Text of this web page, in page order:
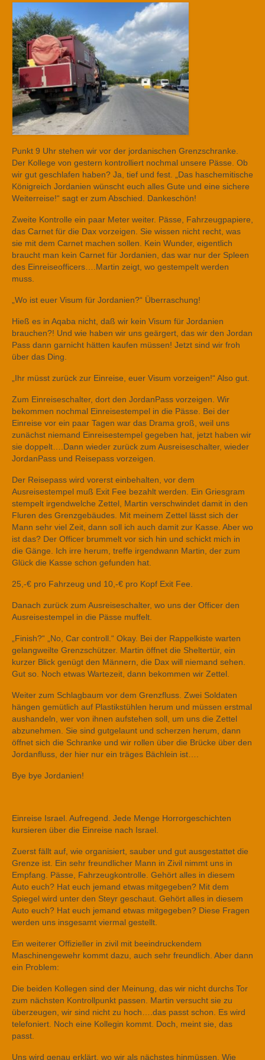
Punkt 9 Uhr stehen wir vor der jordanischen Grenzschranke.
Der Kollege von gestern kontrolliert nochmal unsere Pässe. Ob
wir gut geschlafen haben? Ja, tief und fest. „Das haschemitische
Königreich Jordanien wünscht euch alles Gute und eine sichere
Weiterreise!“ sagt er zum Abschied. Dankeschön!
Zweite Kontrolle ein paar Meter weiter. Pässe, Fahrzeugpapiere,
das Carnet für die Dax vorzeigen. Sie wissen nicht recht, was
sie mit dem Carnet machen sollen. Kein Wunder, eigentlich
braucht man kein Carnet für Jordanien, das war nur der Spleen
des Einreiseofficers….Martin zeigt, wo gestempelt werden
muss.
„Wo ist euer Visum für Jordanien?“ Überraschung!
Hieß es in Aqaba nicht, daß wir kein Visum für Jordanien
brauchen?! Und wie haben wir uns geärgert, das wir den Jordan
Pass dann garnicht hätten kaufen müssen! Jetzt sind wir froh
über das Ding.
„Ihr müsst zurück zur Einreise, euer Visum vorzeigen!“ Also gut.
Zum Einreiseschalter, dort den JordanPass vorzeigen. Wir
bekommen nochmal Einreisestempel in die Pässe. Bei der
Einreise vor ein paar Tagen war das Drama groß, weil uns
zunächst niemand Einreisestempel gegeben hat, jetzt haben wir
sie doppelt….Dann wieder zurück zum Ausreiseschalter, wieder
JordanPass und Reisepass vorzeigen.
Der Reisepass wird vorerst einbehalten, vor dem
Ausreisestempel muß Exit Fee bezahlt werden. Ein Griesgram
stempelt irgendwelche Zettel, Martin verschwindet damit in den
Fluren des Grenzgebäudes. Mit meinem Zettel lässt sich der
Mann sehr viel Zeit, dann soll ich auch damit zur Kasse. Aber wo
ist das? Der Officer brummelt vor sich hin und schickt mich in
die Gänge. Ich irre herum, treffe irgendwann Martin, der zum
Glück die Kasse schon gefunden hat.
25,-€ pro Fahrzeug und 10,-€ pro Kopf Exit Fee.
Danach zurück zum Ausreiseschalter, wo uns der Officer den
Ausreisestempel in die Pässe muffelt.
„Finish?“ „No, Car controll.“ Okay. Bei der Rappelkiste warten
gelangweilte Grenzschützer. Martin öffnet die Sheltertür, ein
kurzer Blick genügt den Männern, die Dax will niemand sehen.
Gut so. Noch etwas Wartezeit, dann bekommen wir Zettel.
Weiter zum Schlagbaum vor dem Grenzfluss. Zwei Soldaten
hängen gemütlich auf Plastikstühlen herum und müssen erstmal
aushandeln, wer von ihnen aufstehen soll, um uns die Zettel
abzunehmen. Sie sind gutgelaunt und scherzen herum, dann
öffnet sich die Schranke und wir rollen über die Brücke über den
Jordanfluss, der hier nur ein träges Bächlein ist….
Bye bye Jordanien!
Einreise Israel. Aufregend. Jede Menge Horrorgeschichten
kursieren über die Einreise nach Israel.
Zuerst fällt auf, wie organisiert, sauber und gut ausgestattet die
Grenze ist. Ein sehr freundlicher Mann in Zivil nimmt uns in
Empfang. Pässe, Fahrzeugkontrolle. Gehört alles in diesem
Auto euch? Hat euch jemand etwas mitgegeben? Mit dem
Spiegel wird unter den Steyr geschaut. Gehört alles in diesem
Auto euch? Hat euch jemand etwas mitgegeben? Diese Fragen
werden uns insgesamt viermal gestellt.
Ein weiterer Offizieller in zivil mit beeindruckendem
Maschinengewehr kommt dazu, auch sehr freundlich. Aber dann
ein Problem:
Die beiden Kollegen sind der Meinung, das wir nicht durchs Tor
zum nächsten Kontrollpunkt passen. Martin versucht sie zu
überzeugen, wir sind nicht zu hoch….das passt schon. Es wird
telefoniert. Noch eine Kollegin kommt. Doch, meint sie, das
passt.
Uns wird genau erklärt, wo wir als nächstes hinmüssen. Wie